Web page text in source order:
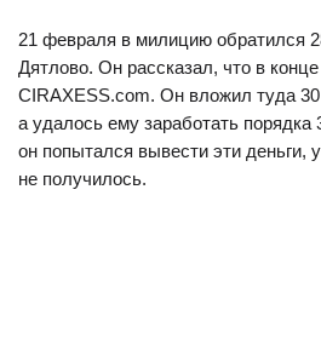
21 февраля в милицию обратился
Дятлово. Он рассказал, что в
CIRAXESS.com. Он вложил туда
а удалось ему заработать порядка
он попытался вывести эти деньги, у
не получилось.